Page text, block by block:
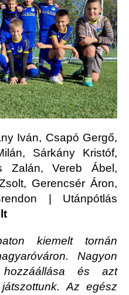
Iván, Csapó Gergő,
Sárkány Kristóf,
Zalán, Vereb Ábel,
Gerencsér Áron,
| Utánpótlás
kiemelt tornán
Nagyon
és azt
Az egész